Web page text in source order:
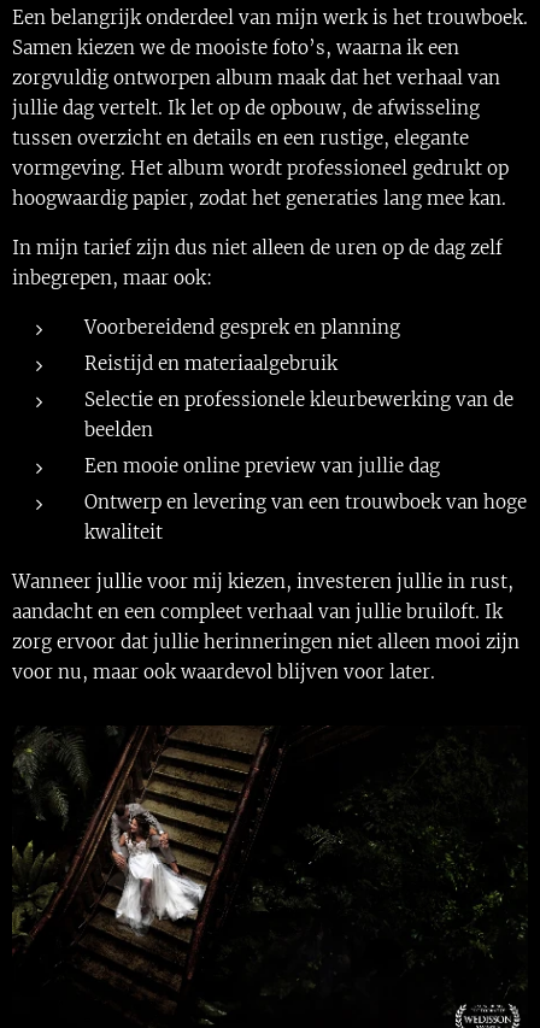
Een belangrijk onderdeel van mijn werk is het trouwboek.
Samen kiezen we de mooiste foto’s, waarna ik een
zorgvuldig ontworpen album maak dat het verhaal van
jullie dag vertelt. Ik let op de opbouw, de afwisseling
tussen overzicht en details en een rustige, elegante
vormgeving. Het album wordt professioneel gedrukt op
hoogwaardig papier, zodat het generaties lang mee kan.
In mijn tarief zijn dus niet alleen de uren op de dag zelf
inbegrepen, maar ook:
Voorbereidend gesprek en planning
Reistijd en materiaalgebruik
Selectie en professionele kleurbewerking van de
beelden
Een mooie online preview van jullie dag
Ontwerp en levering van een trouwboek van hoge
kwaliteit
Wanneer jullie voor mij kiezen, investeren jullie in rust,
aandacht en een compleet verhaal van jullie bruiloft. Ik
zorg ervoor dat jullie herinneringen niet alleen mooi zijn
voor nu, maar ook waardevol blijven voor later.